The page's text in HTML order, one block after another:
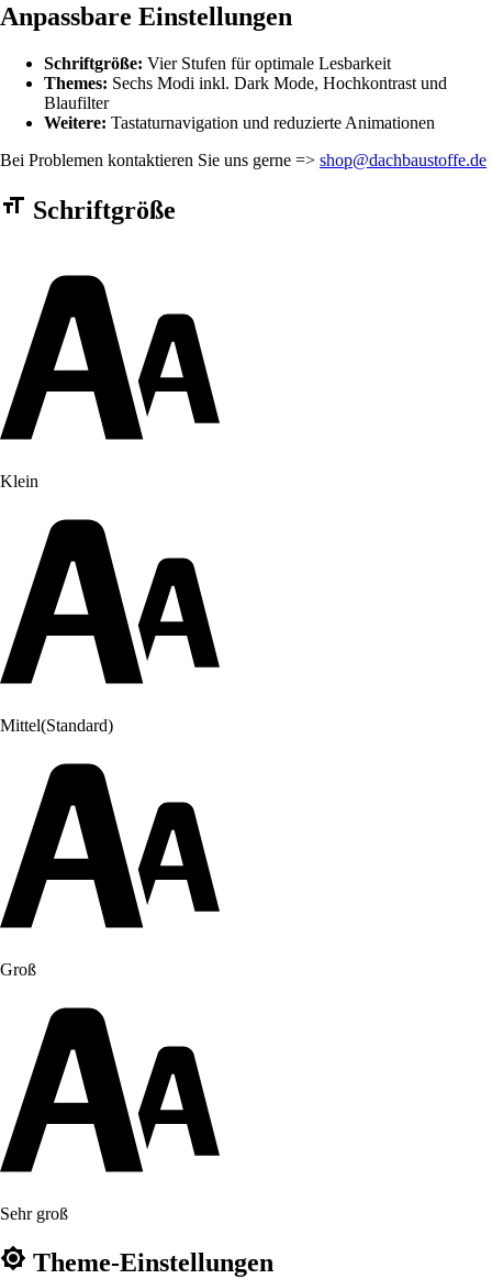
Anpassbare Einstellungen
Schriftgröße: Vier Stufen für optimale Lesbarkeit
Themes: Sechs Modi inkl. Dark Mode, Hochkontrast und
Blaufilter
Weitere: Tastaturnavigation und reduzierte Animationen
Bei Problemen kontaktieren Sie uns gerne => shop@dachbaustoffe.de
Barrierefreiheit Einstellungen Formular
Schriftgröße
Klein
Mittel(Standard)
Groß
Sehr groß
Theme-Einstellungen